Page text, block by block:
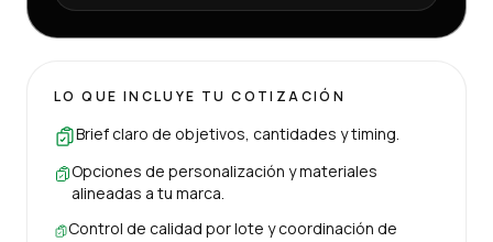
LO QUE INCLUYE TU COTIZACIÓN
Brief claro de objetivos, cantidades y timing.
Opciones de personalización y materiales
alineadas a tu marca.
Control de calidad por lote y coordinación de